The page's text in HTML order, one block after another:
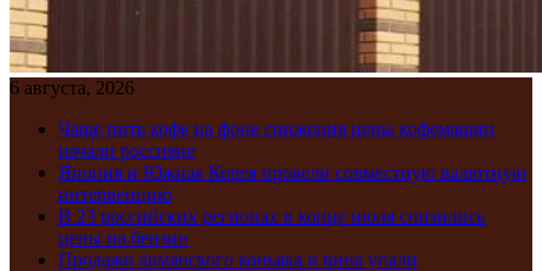
6 августа, 2026
Чаще пить кофе на фоне снижения цены кофемашин
начали россияне
Япония и Южная Корея провели совместную валютную
интервенцию
В 23 российских регионах в конце июля снизились
цены на бензин
Продажи армянского коньяка и вина упали